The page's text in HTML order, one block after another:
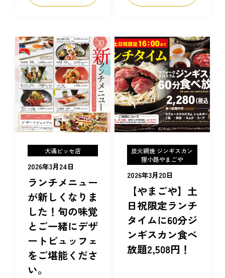
大通ビッセ店
2026年3月24日
ランチメニュー
が新しくなりま
した！旬の味覚
とご一緒にデザ
ートビュッフェ
をご堪能くださ
い。
炭火網焼 ジンギスカン
狸小路やまごや
2026年3月20日
【やまごや】土
日祝限定ランチ
タイムに60分ジ
ンギスカン食べ
放題2,508円！